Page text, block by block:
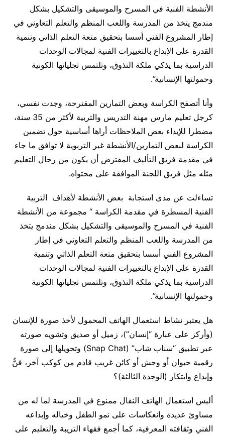
الأنشطة الفنية في المسرح والموسيقى والتشكيل بشكل
مندمج يتخذ من المدرسة واللعب المنظم والتعلم التعاوني في
إطار المشروع الفني أسسا بتحقيق متعة التعلم الذاتي وتنمية
القدرة على الإبداع بالتغييرات الفنية لمجالات الوحدات
الدراسية بما يذكي ملكة التذوق، وتلتمس تجلياتها الكونية
وحمولتها الإنسانية”.
وأنا أتصفح الكراسة وبعض التمارين المقترحة، وجدت نفسي،
كرجل تعليم مارس مهنة التدريس والتربية لأكثر من 35 سنة،
مضطرا للإبداء بعض الملاحظات أراها أساسية حول تضمين
الكراسة لبعض التمارين/الأنشطة غير التربوية لا توافق ما جاء
في مقدمة فريق التأليف المفترض أن يكون من رجال التعليم
مثله مثل فريق اللجنة الموافقة على محتواه.
تساءلت عن مدى استجابة بعض الأنشطة لأهداف التربية
الفنية المسطرة في مقدمة الكراسة “ مجموعة من الأنشطة
الفنية في المسرح والموسيقى والتشكيل بشكل مندمج يتخذ
من المدرسة واللعب المنظم والتعلم التعاوني في إطار
المشروع الفني أسسا بتحقيق متعة التعلم الذاتي وتنمية
القدرة على الإبداع بالتغييرات الفنية لمجالات الوحدات
الدراسية بما يذكي ملكة التذوق، وتلتمس تجلياتها الكونية
وحمولتها الإنسانية”.
هل يعتبر نشاط استعمال الهاتف المحمول لأخذ صورة للإنسان
(وأركز على عبارة “إنسان”)، زميل أو صديق وتشويه صورته
عبر تطبيق “سناب شاب” (Snap Chat) وتحويلها إلى صورة
رقمية حيوان أو وحش أو كائن غريب قادم من كوكب آخر، فنٌّ
وإبداع وابتكار (الوحدة الثالثة)؟
أليس استعمال الهاتف النقال ممنوع في المدرسة لما له من
مساوئ عديدة وانعكاسات على نمو الطفل وخياله وإبداعه
الفني وثقافته المعرفية، كما أجمع فقهاء التريبة والتعليم على